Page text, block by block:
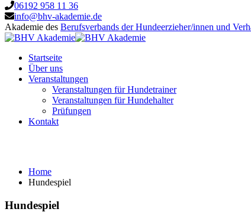
06192 958 11 36
info@bhv-akademie.de
Akademie des Berufsverbands der Hundeerzieher/innen und
Startseite
Über uns
Veranstaltungen
Veranstaltungen für Hundetrainer
Veranstaltungen für Hundehalter
Prüfungen
Kontakt
Home
Hundespiel
Hundespiel